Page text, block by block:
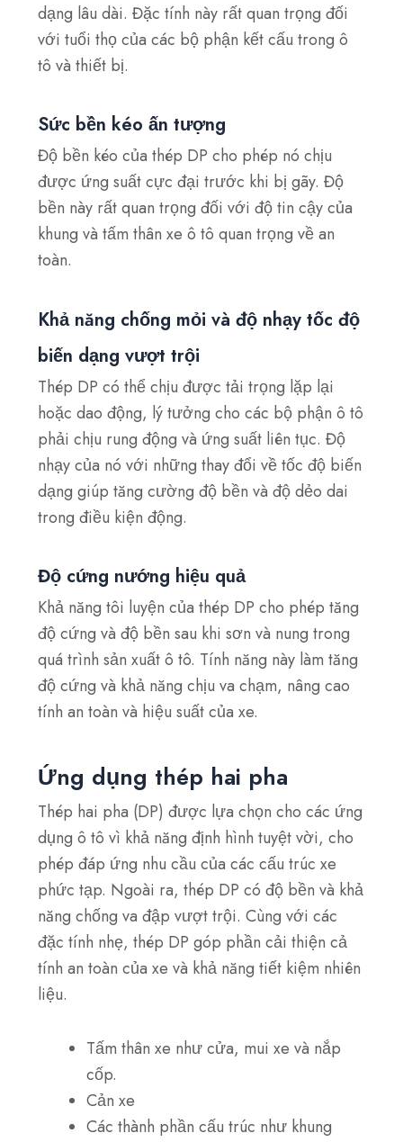
dạng lâu dài. Đặc tính này rất quan trọng đối
với tuổi thọ của các bộ phận kết cấu trong ô
tô và thiết bị.
Sức bền kéo ấn tượng
Độ bền kéo của thép DP cho phép nó chịu
được ứng suất cực đại trước khi bị gãy. Độ
bền này rất quan trọng đối với độ tin cậy của
khung và tấm thân xe ô tô quan trọng về an
toàn.
Khả năng chống mỏi và độ nhạy tốc độ
biến dạng vượt trội
Thép DP có thể chịu được tải trọng lặp lại
hoặc dao động, lý tưởng cho các bộ phận ô tô
phải chịu rung động và ứng suất liên tục. Độ
nhạy của nó với những thay đổi về tốc độ biến
dạng giúp tăng cường độ bền và độ dẻo dai
trong điều kiện động.
Độ cứng nướng hiệu quả
Khả năng tôi luyện của thép DP cho phép tăng
độ cứng và độ bền sau khi sơn và nung trong
quá trình sản xuất ô tô. Tính năng này làm tăng
độ cứng và khả năng chịu va chạm, nâng cao
tính an toàn và hiệu suất của xe.
Ứng dụng thép hai pha
Thép hai pha (DP) được lựa chọn cho các ứng
dụng ô tô vì khả năng định hình tuyệt vời, cho
phép đáp ứng nhu cầu của các cấu trúc xe
phức tạp. Ngoài ra, thép DP có độ bền và khả
năng chống va đập vượt trội. Cùng với các
đặc tính nhẹ, thép DP góp phần cải thiện cả
tính an toàn của xe và khả năng tiết kiệm nhiên
liệu.
Tấm thân xe như cửa, mui xe và nắp
cốp.
Cản xe
Các thành phần cấu trúc như khung